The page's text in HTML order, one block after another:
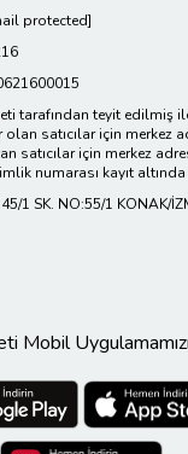
protected]
tarafından teyit
satıcılar için merkez
satıcılar için merkez
numarası kayıt
1 SK. NO:55/1 KONAK/
Mobil